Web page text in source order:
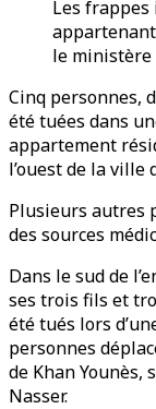
Les
le ministère
Cinq personnes,
été tuées dans
appartement
l’ouest de la ville
Plusieurs autres
des sources
Dans le sud de
ses trois fils et
été tués lors
personnes
de Khan Younès,
Nasser.